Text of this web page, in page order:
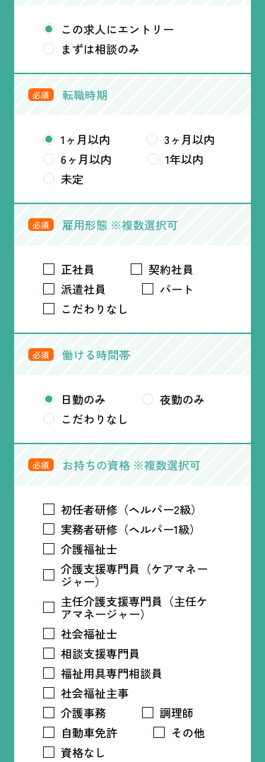
この求人にエントリー
まずは相談のみ
必須 転職時期
1ヶ月以内
3ヶ月以内
6ヶ月以内
1年以内
未定
必須 雇用形態 ※複数選択可
正社員
契約社員
派遣社員
パート
こだわりなし
必須 働ける時間帯
日勤のみ
夜勤のみ
こだわりなし
必須 お持ちの資格 ※複数選択可
初任者研修（ヘルパー2級）
実務者研修（ヘルパー1級）
介護福祉士
介護支援専門員（ケアマネー
ジャー）
主任介護支援専門員（主任ケ
アマネージャー）
社会福祉士
相談支援専門員
福祉用具専門相談員
社会福祉主事
介護事務
調理師
自動車免許
その他
資格なし